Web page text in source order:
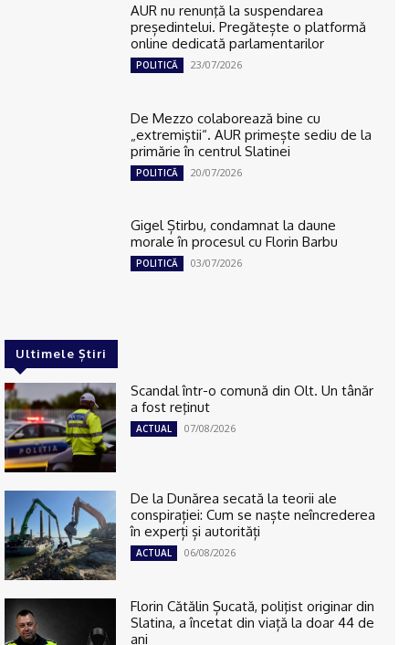
AUR nu renunţă la suspendarea
președintelui. Pregătește o platformă
online dedicată parlamentarilor
POLITICĂ 23/07/2026
De Mezzo colaborează bine cu
„extremiştii“. AUR primește sediu de la
primărie în centrul Slatinei
POLITICĂ 20/07/2026
Gigel Știrbu, condamnat la daune
morale în procesul cu Florin Barbu
POLITICĂ 03/07/2026
Ultimele Știri
Scandal într-o comună din Olt. Un tânăr
a fost reţinut
ACTUAL 07/08/2026
De la Dunărea secată la teorii ale
conspirației: Cum se naște neîncrederea
în experți și autorități
ACTUAL 06/08/2026
Florin Cătălin Șucată, poliţist originar din
Slatina, a încetat din viață la doar 44 de
ani